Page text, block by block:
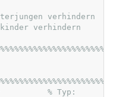
verhindern
verhindern
% Typ: